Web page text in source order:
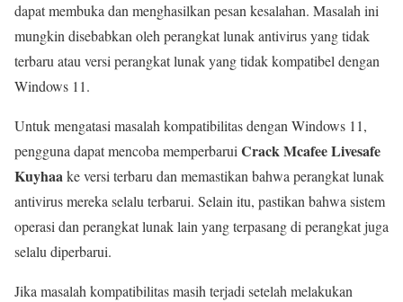
dapat membuka dan menghasilkan pesan kesalahan. Masalah ini
mungkin disebabkan oleh perangkat lunak antivirus yang tidak
terbaru atau versi perangkat lunak yang tidak kompatibel dengan
Windows 11.
Untuk mengatasi masalah kompatibilitas dengan Windows 11,
pengguna dapat mencoba memperbaruiCrack Mcafee Livesafe
Kuyhaake versi terbaru dan memastikan bahwa perangkat lunak
antivirus mereka selalu terbarui. Selain itu, pastikan bahwa sistem
operasi dan perangkat lunak lain yang terpasang di perangkat juga
selalu diperbarui.
Jika masalah kompatibilitas masih terjadi setelah melakukan